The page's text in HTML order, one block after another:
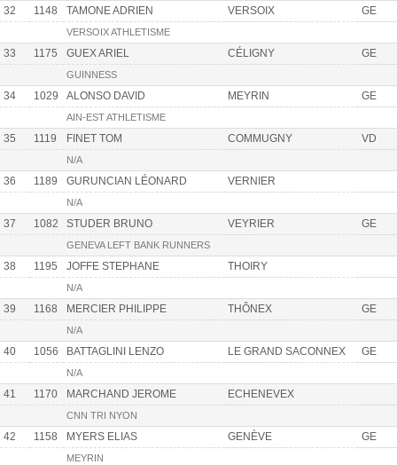
32 1148 TAMONE ADRIEN VERSOIX GE
VERSOIX ATHLETISME
33 1175 GUEX ARIEL CÉLIGNY GE
GUINNESS
34 1029 ALONSO DAVID MEYRIN GE
AIN-EST ATHLETISME
35 1119 FINET TOM COMMUGNY VD
N/A
36 1189 GURUNCIAN LÉONARD VERNIER
N/A
37 1082 STUDER BRUNO VEYRIER GE
GENEVA LEFT BANK RUNNERS
38 1195 JOFFE STEPHANE THOIRY
N/A
39 1168 MERCIER PHILIPPE THÔNEX GE
N/A
40 1056 BATTAGLINI LENZO LE GRAND SACONNEX GE
N/A
41 1170 MARCHAND JEROME ECHENEVEX
CNN TRI NYON
42 1158 MYERS ELIAS GENÈVE GE
MEYRIN